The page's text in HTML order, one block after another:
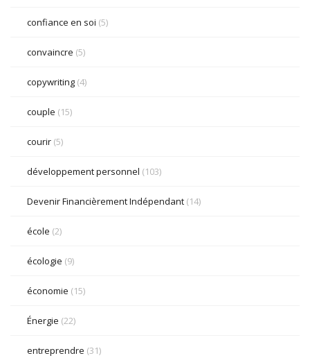
confiance en soi (5)
convaincre (5)
copywriting (4)
couple (15)
courir (5)
développement personnel (103)
Devenir Financièrement Indépendant (14)
école (2)
écologie (9)
économie (15)
Énergie (22)
entreprendre (31)